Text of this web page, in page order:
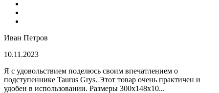
Иван Петров
10.11.2023
Я с удовольствием поделюсь своим впечатлением о
подступеннике Taurus Grys. Этот товар очень практичен и
удобен в использовании. Размеры 300х148х10...